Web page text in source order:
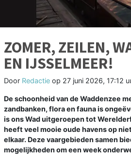
ZOMER, ZEILEN,
EN IJSSELMEER!
Door Redactie op 27 juni 2026, 17:12
De schoonheid van de Waddenzee
zandbanken, flora en fauna is
is ons Wad uitgeroepen tot
heeft veel mooie oude havens op
elkaar. Deze vaargebieden samen
mogelijkheden om een week